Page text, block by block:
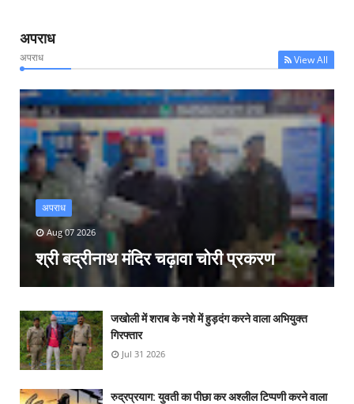
अपराध
अपराध View All
अपराध
Aug 07 2026
श्री बद्रीनाथ मंदिर चढ़ावा चोरी प्रकरण
जखोली में शराब के नशे में हुड़दंग करने वाला अभियुक्त
गिरफ्तार
Jul 31 2026
रुद्रप्रयाग: युवती का पीछा कर अश्लील टिप्पणी करने वाला